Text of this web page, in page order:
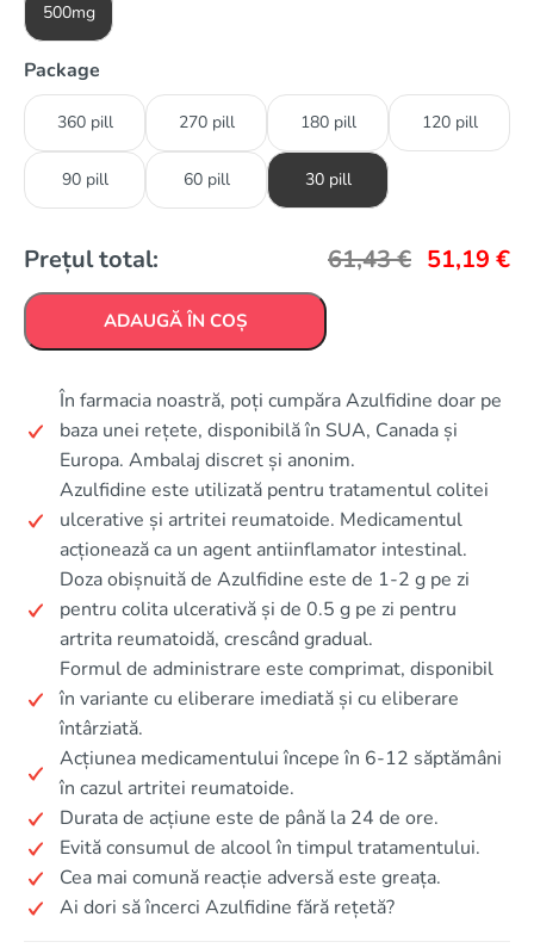
500mg
Package
360 pill 270 pill 180 pill 120 pill
90 pill 60 pill 30 pill
Prețul total: 61,43€ 51,19 €
ADAUGĂ ÎN COȘ
În farmacia noastră, poți cumpăra Azulfidine doar pe
baza unei rețete, disponibilă în SUA, Canada și
Europa. Ambalaj discret și anonim.
Azulfidine este utilizată pentru tratamentul colitei
ulcerative și artritei reumatoide. Medicamentul
acționează ca un agent antiinflamator intestinal.
Doza obișnuită de Azulfidine este de 1-2 g pe zi
pentru colita ulcerativă și de 0.5 g pe zi pentru
artrita reumatoidă, crescând gradual.
Formul de administrare este comprimat, disponibil
în variante cu eliberare imediată și cu eliberare
întârziată.
Acțiunea medicamentului începe în 6-12 săptămâni
în cazul artritei reumatoide.
Durata de acțiune este de până la 24 de ore.
Evită consumul de alcool în timpul tratamentului.
Cea mai comună reacție adversă este greața.
Ai dori să încerci Azulfidine fără rețetă?